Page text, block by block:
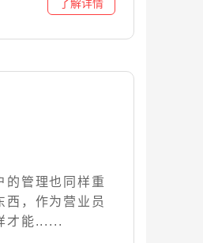
的管理也同样重
西，作为营业员
才能......